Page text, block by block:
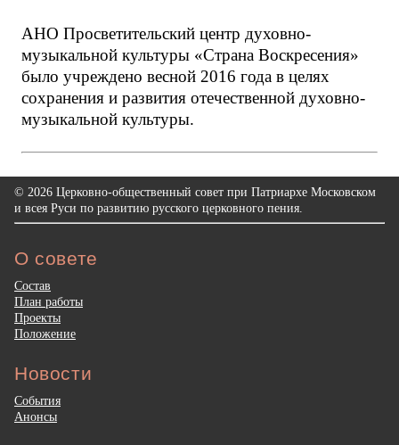
АНО Просветительский центр духовно-
музыкальной культуры «Страна Воскресения»
было учреждено весной 2016 года в целях
сохранения и развития отечественной духовно-
музыкальной культуры.
© 2026 Церковно-общественный совет при Патриархе Московском
и всея Руси по развитию русского церковного пения.
О совете
Состав
План работы
Проекты
Положение
Новости
События
Анонсы